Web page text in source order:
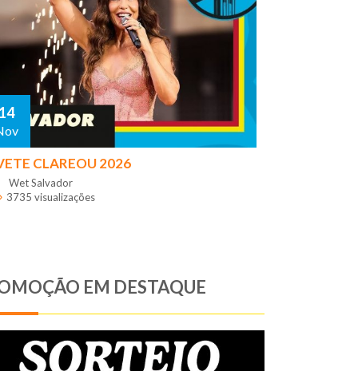
CLAREOU 2026
Wet Salvador
3735 visualizações
EM DESTAQUE